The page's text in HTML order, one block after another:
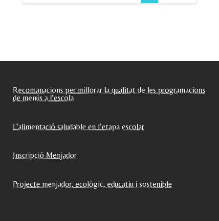
les
Recomanacions per millorar la qualitat de les programacions
de menús a l’escola
L’alimentació saludable en l’etapa escolar
Inscripció Menjador
Projecte menjador, ecològic, educatiu i sostenible